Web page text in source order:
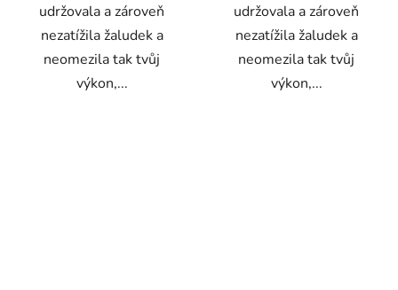
udržovala a zároveň
nezatížila žaludek a
neomezila tak tvůj
výkon,...
udržovala a zároveň
nezatížila žaludek a
neomezila tak tvůj
výkon,...